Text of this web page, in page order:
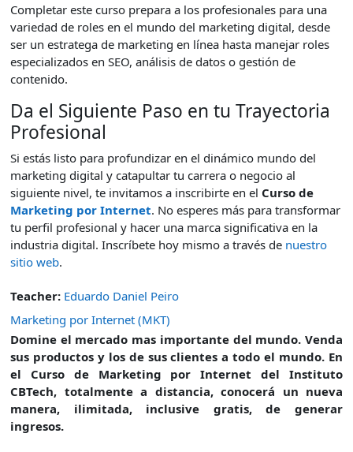
Completar este curso prepara a los profesionales para una
variedad de roles en el mundo del marketing digital, desde
ser un estratega de marketing en línea hasta manejar roles
especializados en SEO, análisis de datos o gestión de
contenido.
Da el Siguiente Paso en tu Trayectoria
Profesional
Si estás listo para profundizar en el dinámico mundo del
marketing digital y catapultar tu carrera o negocio al
siguiente nivel, te invitamos a inscribirte en el Curso de
Marketing por Internet. No esperes más para transformar
tu perfil profesional y hacer una marca significativa en la
industria digital. Inscríbete hoy mismo a través de nuestro
sitio web.
Teacher: Eduardo Daniel Peiro
Marketing por Internet (MKT)
Domine el mercado mas importante del mundo. Venda
sus productos y los de sus clientes a todo el mundo. En
el Curso de Marketing por Internet del Instituto
CBTech, totalmente a distancia, conocerá un nueva
manera, ilimitada, inclusive gratis, de generar
ingresos.